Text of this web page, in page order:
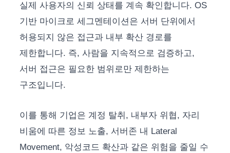
실제 사용자의 신뢰 상태를 계속 확인합니다. OS
기반 마이크로 세그멘테이션은 서버 단위에서
허용되지 않은 접근과 내부 확산 경로를
제한합니다. 즉, 사람을 지속적으로 검증하고,
서버 접근은 필요한 범위로만 제한하는
구조입니다.
이를 통해 기업은 계정 탈취, 내부자 위협, 자리
비움에 따른 정보 노출, 서버존 내 Lateral
Movement, 악성코드 확산과 같은 위험을 줄일 수